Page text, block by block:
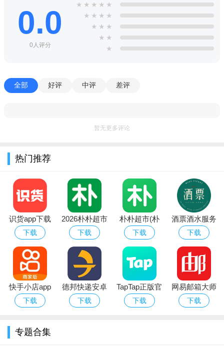
支持语音会议、日程、待办、邮件、eHR审批等功能
移动社交互联时代
群聊、通讯录、工作圈、应用四大核心功能，日常工作全面
移动应用接入能力
海信信鸿X官方下载2024最新版亮点
群聊、通讯录、工作圈、应用四大核心功能，日常工作全面
2.工作场景无缝连接
支持语音会议、日程、待办、邮件、eHR审批等功能
3.移动应用接入能力
高扩展性、各公司可根据业务需求和规范接入移动应用
0.0
0人评分
★ ★ ★ ★ ★
★ ★ ★ ★
★ ★ ★
★ ★
★
全部 好评 中评 差评
暂无更多评论
热门推荐
识货app下载
官方正版最新
版本
下载
2026朴朴超市
app最新版本
下载
朴朴超市(朴
朴买菜)app安
卓手机版
下载
酒票酒水服务
app
下载
快手小店app
官方下载2026
下载
德邦快递安卓
版
下载
TapTap正版官
方下载最新版
下载
网易邮箱大师
安卓版
下载
专题合集